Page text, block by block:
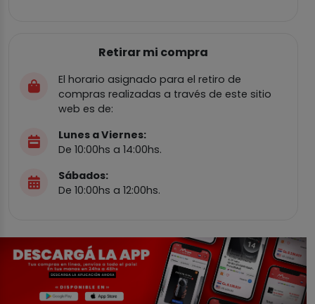
Retirar mi compra
El horario asignado para el retiro de
compras realizadas a través de este sitio
web es de:
Lunes a Viernes:
De 10:00hs a 14:00hs.
Sábados:
De 10:00hs a 12:00hs.